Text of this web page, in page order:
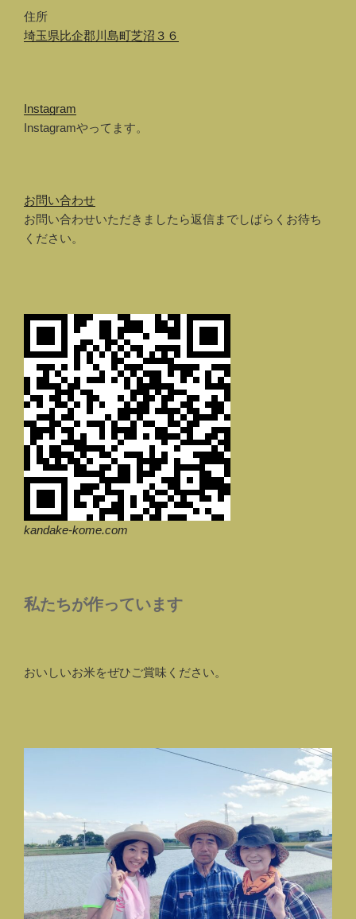
住所
埼玉県比企郡川島町芝沼３６
Instagram
Instagramやってます。
お問い合わせ
お問い合わせいただきましたら返信までしばらくお待ち
ください。
kandake-kome.com
私たちが作っています
おいしいお米をぜひご賞味ください。